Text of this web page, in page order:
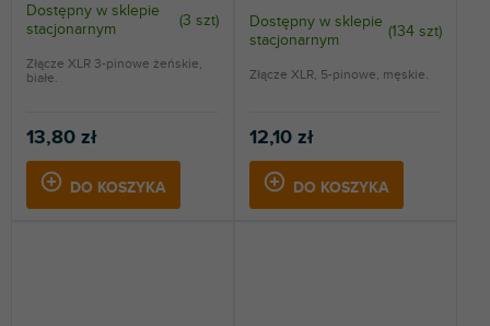
Dostępny w sklepie
stacjonarnym
(3 szt)
13,80 zł
DO KOSZYKA
Złącze XLR 3-pinowe żeńskie,
białe.
Dostępny w sklepie
stacjonarnym
(134 szt)
12,10 zł
DO KOSZYKA
Złącze XLR, 5-pinowe, męskie.